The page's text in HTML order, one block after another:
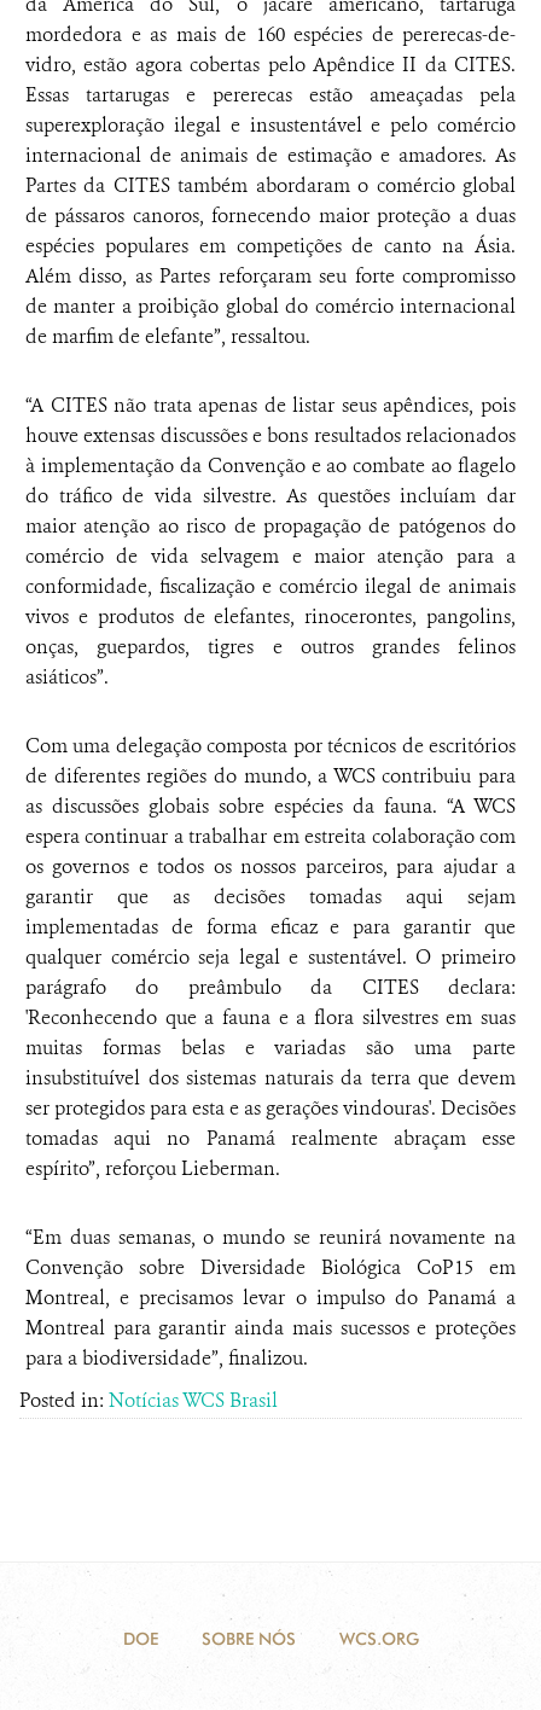
mordedora e as mais de 160 espécies de pererecas-de-
vidro, estão agora cobertas pelo Apêndice II da CITES.
Essas tartarugas e pererecas estão ameaçadas pela
superexploração ilegal e insustentável e pelo comércio
internacional de animais de estimação e amadores. As
Partes da CITES também abordaram o comércio global
de pássaros canoros, fornecendo maior proteção a duas
espécies populares em competições de canto na Ásia.
Além disso, as Partes reforçaram seu forte compromisso
de manter a proibição global do comércio internacional
de marfim de elefante”, ressaltou.
“A CITES não trata apenas de listar seus apêndices, pois
houve extensas discussões e bons resultados relacionados
à implementação da Convenção e ao combate ao flagelo
do tráfico de vida silvestre. As questões incluíam dar
maior atenção ao risco de propagação de patógenos do
comércio de vida selvagem e maior atenção para a
conformidade, fiscalização e comércio ilegal de animais
vivos e produtos de elefantes, rinocerontes, pangolins,
onças, guepardos, tigres e outros grandes felinos
asiáticos”.
Com uma delegação composta por técnicos de escritórios
de diferentes regiões do mundo, a WCS contribuiu para
as discussões globais sobre espécies da fauna. “A WCS
espera continuar a trabalhar em estreita colaboração com
os governos e todos os nossos parceiros, para ajudar a
garantir que as decisões tomadas aqui sejam
implementadas de forma eficaz e para garantir que
qualquer comércio seja legal e sustentável. O primeiro
parágrafo do preâmbulo da CITES declara:
'Reconhecendo que a fauna e a flora silvestres em suas
muitas formas belas e variadas são uma parte
insubstituível dos sistemas naturais da terra que devem
ser protegidos para esta e as gerações vindouras'. Decisões
tomadas aqui no Panamá realmente abraçam esse
espírito”, reforçou Lieberman.
“Em duas semanas, o mundo se reunirá novamente na
Convenção sobre Diversidade Biológica CoP15 em
Montreal, e precisamos levar o impulso do Panamá a
Montreal para garantir ainda mais sucessos e proteções
para a biodiversidade”, finalizou.
Posted in: Notícias WCS Brasil
DOE SOBRE NÓS WCS.ORG